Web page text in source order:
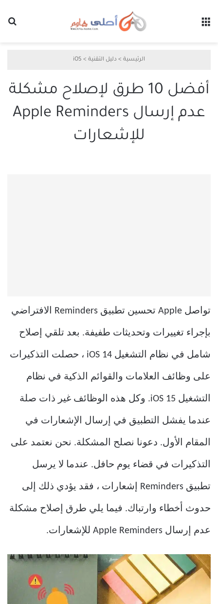
الرئيسية > دليل التقنية >
iOS
أفضل 10 طرق لإصلاح مشكلة
عدم إرسال ​Apple Reminders
للإشعارات
تواصل Apple تحسين تطبيق Reminders الافتراضي
بإجراء تغييرات وتحديثات طفيفة. بعد تلقي إصلاح
شامل في نظام التشغيل iOS 14 ، حصلت التذكيرات
على وظائف العلامات والقوائم الذكية في نظام
التشغيل iOS 15. وكل هذه الوظائف غير ذات صلة
عندما يفشل التطبيق في إرسال الإشعارات في
المقام الأول. دعونا نصلح المشكلة. نحن نعتمد على
التذكيرات في قضاء يوم حافل. عندما لا يرسل
تطبيق Reminders إشعارات ، فقد يؤدي ذلك إلى
حدوث أخطاء وارتباك. فيما يلي طرق إصلاح مشكلة
عدم إرسال ​Apple Reminders للإشعارات.